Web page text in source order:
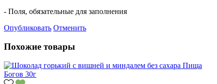
- Поля, обязательные для заполнения
Опубликовать Отменить
Похожие товары